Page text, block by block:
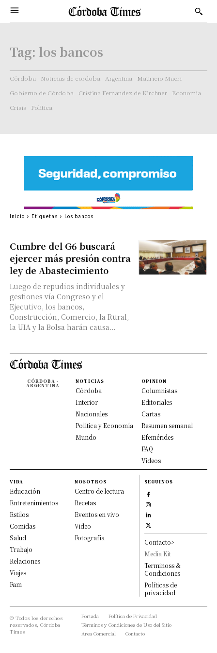
Tag: los bancos
Córdoba Noticias de cordoba Argentina
Mauricio Macri
Gobierno de Córdoba
Cristina Fernandez de Kirchner
Economía
Crisis
Politica
Cumbre del G6 buscará
ejercer más presión contra
ley de Abastecimiento
Luego de repudios individuales y
gestiones vía Congreso y el
Ejecutivo, los bancos,
Construcción, Comercio, la Rural,
la UIA y la Bolsa harán causa...
Inicio Etiquetas Los bancos
CÓRDOBA -
ARGENTINA
NOTICIAS
Córdoba
Interior
Nacionales
Política y Economía
Mundo
OPINION
Columnistas
Editoriales
Cartas
Resumen semanal
Efemérides
FAQ
Videos
VIDA
Educación
Entretenimientos
Estilos
Comidas
Salud
Trabajo
Relaciones
Viajes
Fam
NOSOTROS
Centro de lectura
Recetas
Eventos en vivo
Video
Fotografía
SEGUINOS
Contacto>
Media Kit
Terminoss &
Condiciones
Políticas de
privacidad
© Todos los derechos
reservados, Córdoba
Times
Portada
Política de Privacidad
Términos y Condiciones de Uso del Sitio
Area Comercial
Contacto